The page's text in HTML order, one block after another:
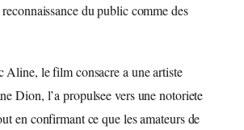
du public comme des
Aline, le film consacre a une artiste
Dion, l’a propulsee vers une notoriete
en confirmant ce que les amateurs de